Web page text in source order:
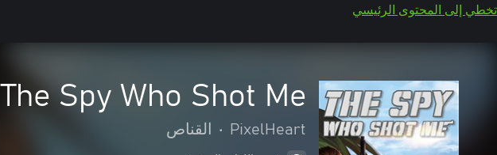
تخطي إلى المحتوى الرئيسي
The Spy Who Shot Me
PixelHeart
• القناص